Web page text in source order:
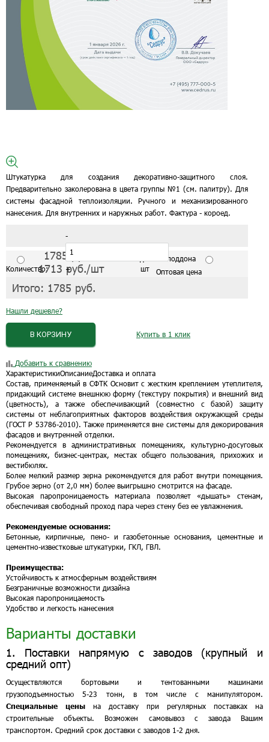
Штукатурка для создания декоративно-защитного слоя.
Предварительно заколерована в цвета группы №1 (см. палитру). Для
системы фасадной теплоизоляции. Ручного и механизированного
нанесения. Для внутренних и наружных работ. Фактура - короед.
Количество:
-
+ шт
1785руб./шт С завода от 1 поддона
1713 руб./шт Оптовая цена
Итого: 1785 руб.
Нашли дешевле?
Купить в 1 клик
В КОРЗИНУ
Добавить к сравнению
ХарактеристикиОписаниеДоставка и оплата
Состав, применяемый в СФТК Основит с жестким креплением утеплителя,
придающий системе внешнюю форму (текстуру покрытия) и внешний вид
(цветность), а также обеспечивающий (совместно с базой) защиту
системы от неблагоприятных факторов воздействия окружающей среды
(ГОСТ Р 53786-2010). Также применяется вне системы для декорирования
фасадов и внутренней отделки.
Рекомендуется в административных помещениях, культурно-досуговых
помещениях, бизнес-центрах, местах общего пользования, прихожих и
вестибюлях.
Более мелкий размер зерна рекомендуется для работ внутри помещения.
Грубое зерно (от 2,0 мм) более выигрышно смотрится на фасаде.
Высокая паропроницаемость материала позволяет «дышать» стенам,
обеспечивая свободный проход пара через стену без ее увлажнения.
Рекомендуемые основания:
Бетонные, кирпичные, пено- и газобетонные основания, цементные и
цементно-известковые штукатурки, ГКЛ, ГВЛ.
Преимущества:
Устойчивость к атмосферным воздействиям
Безграничные возможности дизайна
Высокая паропроницаемость
Удобство и легкость нанесения
Варианты доставки
1. Поставки напрямую с заводов (крупный и
средний опт)
Осуществляются бортовыми и тентованными машинами
грузоподъемностью 5-23 тонн, в том числе с манипулятором.
Специальные цены на доставку при регулярных поставках на
строительные объекты. Возможен самовывоз с завода Вашим
транспортом. Средний срок доставки с заводов 1-2 дня.